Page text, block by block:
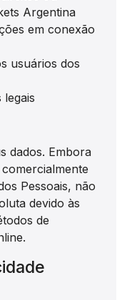
Argentina
em conexão
usuários dos
legais
dados. Embora
Pessoais, não
devido às
de